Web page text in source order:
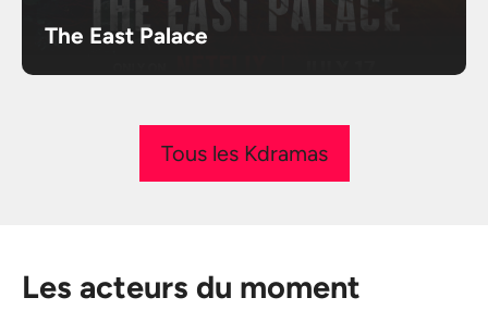
The East Palace
Tous les Kdramas
Les acteurs du moment